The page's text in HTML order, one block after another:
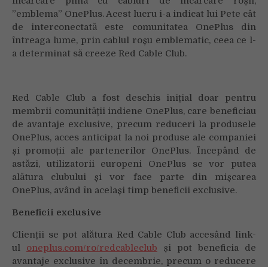
”emblema” OnePlus. Acest lucru i-a indicat lui Pete cât
de interconectată este comunitatea OnePlus din
întreaga lume, prin cablul roșu emblematic, ceea ce l-
a determinat să creeze Red Cable Club.
Red Cable Club a fost deschis inițial doar pentru
membrii comunității indiene OnePlus, care beneficiau
de avantaje exclusive, precum reduceri la produsele
OnePlus, acces anticipat la noi produse ale companiei
și promoții ale partenerilor OnePlus. Începând de
astăzi, utilizatorii europeni OnePlus se vor putea
alătura clubului și vor face parte din mișcarea
OnePlus, având în același timp beneficii exclusive.
Beneficii exclusive
Clienții se pot alătura Red Cable Club accesând link-
ul oneplus.com/ro/redcableclub și pot beneficia de
avantaje exclusive în decembrie, precum o reducere